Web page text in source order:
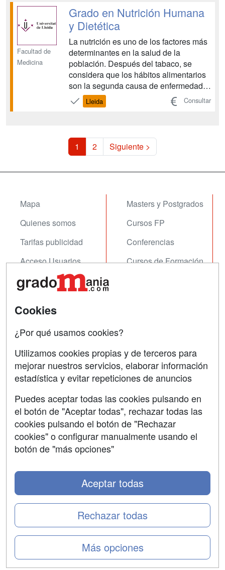
la Dietética, y habilita para el ejercicio
de la profesión re...
Facultad de
Medicina
Grado en Nutrición Humana
y Dietética
La nutrición es uno de los factores más
determinantes en la salud de la
población. Después del tabaco, se
considera que los hábitos alimentarios
son la segunda causa de enfermedad y
muerte evitable en el mundo occidental.
Así mismo, la desnutrición es la
nutrición son, por ...
Lleida Consultar
1 2 Siguiente >
Mapa
Quienes somos
Tarifas publicidad
Acceso Usuarios
Acceso Centros
Masters y Postgrados
Cursos FP
Conferencias
Cursos de Formación
Contactar
Confidencialidad
Aviso legal
Copyleft
Grupo formazion:
Copyright 2000-2026 Formazion Web, S.L. - Calle
Fermín Caballero, 62 - 28034 Madrid Tel: 91 533 70 78
Cookies
¿Por qué usamos cookies?
Utilizamos cookies propias y de terceros para
mejorar nuestros servicios, elaborar información
estadística y evitar repeticiones de anuncios
Puedes aceptar todas las cookies pulsando en
el botón de "Aceptar todas", rechazar todas las
cookies pulsando el botón de "Rechazar
cookies" o configurar manualmente usando el
botón de "más opciones"
Más opciones
Rechazar todas
Aceptar todas